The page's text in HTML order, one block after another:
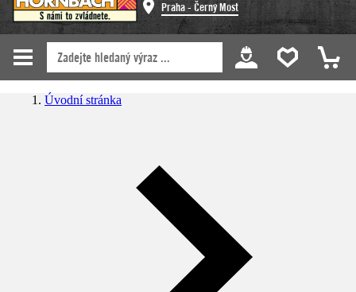
Praha - Černý Most
Úvodní stránka